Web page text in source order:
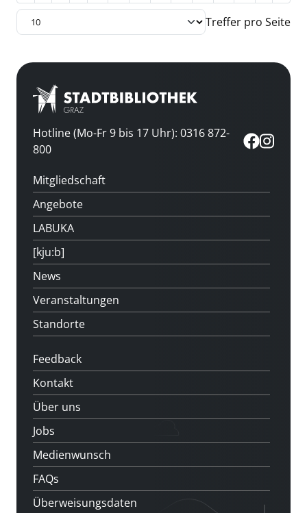
Treffer pro Seite
Hotline (Mo-Fr 9 bis 17 Uhr): 0316 872-
800
Mitgliedschaft
Angebote
LABUKA
[kju:b]
News
Veranstaltungen
Standorte
Feedback
Kontakt
Über uns
Jobs
Medienwunsch
FAQs
Überweisungsdaten